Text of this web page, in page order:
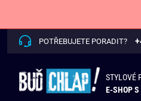
POTŘEBUJETE PORADIT?
STYLOVÉ
E-SHOP